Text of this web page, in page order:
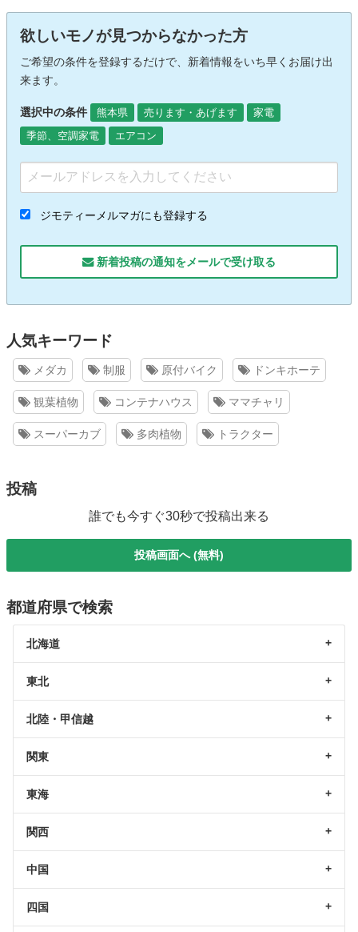
欲しいモノが見つからなかった方
ご希望の条件を登録するだけで、新着情報をいち早くお届け出
来ます。
選択中の条件 熊本県 売ります・あげます
家電
季節、空調家電
エアコン
ジモティーメルマガにも登録する
新着投稿の通知をメールで受け取る
人気キーワード
メダカ 制服 原付バイク ドンキホーテ
観葉植物 コンテナハウス ママチャリ
スーパーカブ 多肉植物 トラクター
投稿
誰でも今すぐ30秒で投稿出来る
投稿画面へ (無料)
都道府県で検索
北海道
東北
北陸・甲信越
関東
東海
関西
中国
四国